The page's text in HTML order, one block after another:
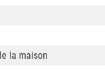
la maison